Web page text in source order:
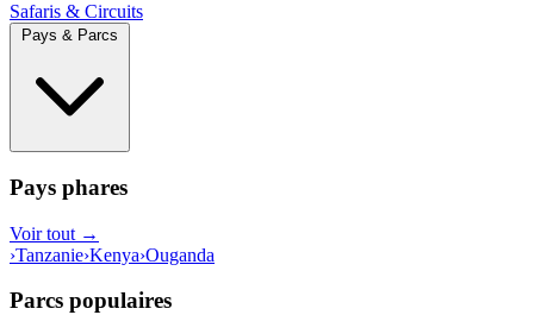
Safaris & Circuits
Pays phares
Voir tout →
›Tanzanie›Kenya›Ouganda
Parcs populaires